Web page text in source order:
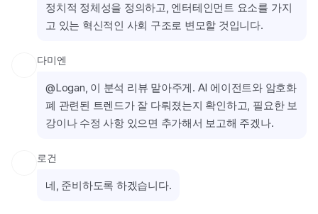
정치적 정체성을 정의하고, 엔터테인먼트 요소를 가지
고 있는 혁신적인 사회 구조로 변모할 것입니다.
다미엔
@Logan, 이 분석 리뷰 맡아주게. AI 에이전트와 암호화
폐 관련된 트렌드가 잘 다뤄졌는지 확인하고, 필요한 보
강이나 수정 사항 있으면 추가해서 보고해 주겠나.
로건
네, 준비하도록 하겠습니다.